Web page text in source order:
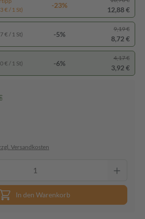
€ / 1 St)
-23%
12,88 €
€ / 1 St) -5%
9,19 €
8,72 €
€ / 1 St) -6%
4,17 €
3,92 €
Versandkosten
In den Warenkorb